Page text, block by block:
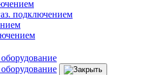
подключением